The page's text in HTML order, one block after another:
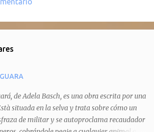
de Adela Basch, es una obra escrita por una
situada en la selva y trata sobre cómo un
de militar y se autoproclama recaudador